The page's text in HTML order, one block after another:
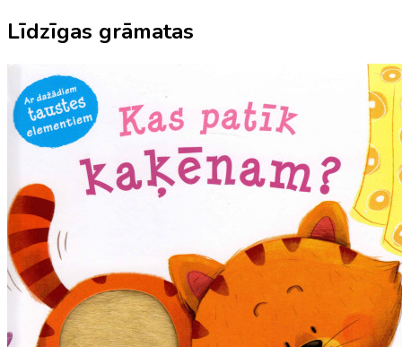
Līdzīgas grāmatas